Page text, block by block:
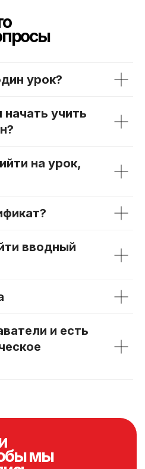
урок?
учить
на урок,
вводный
и есть